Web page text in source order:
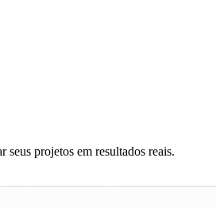
projetos em resultados reais.